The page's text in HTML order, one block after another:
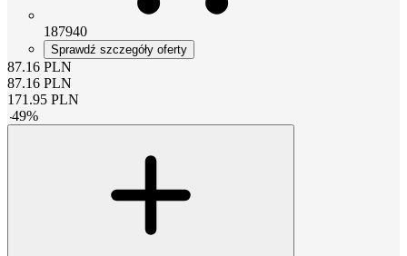
187940
Sprawdź szczegóły oferty
87.16 PLN
87.16 PLN
171.95 PLN
-49%